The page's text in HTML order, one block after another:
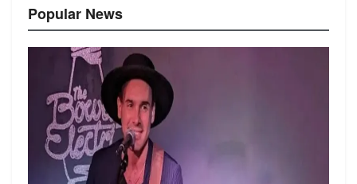
Popular News